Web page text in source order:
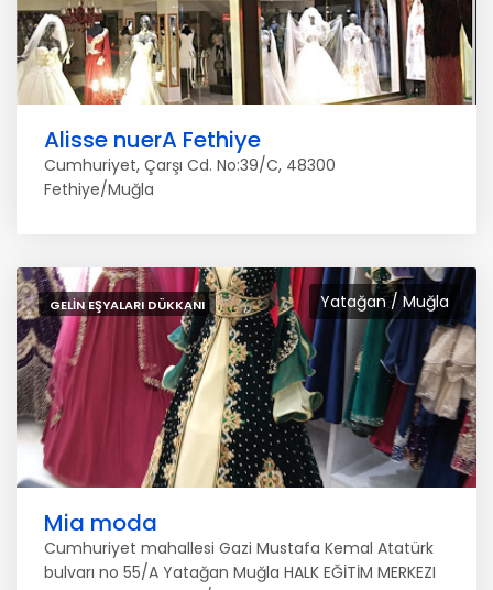
Alisse nuerA Fethiye
Cumhuriyet, Çarşı Cd. No:39/C, 48300
Fethiye/Muğla
Yatağan / Muğla
GELIN EŞYALARI DÜKKANI
Mia moda
Cumhuriyet mahallesi Gazi Mustafa Kemal Atatürk
bulvarı no 55/A Yatağan Muğla HALK EĞİTİM MERKEZI